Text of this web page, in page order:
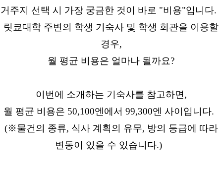
거주지 선택 시 가장 궁금한 것이 바로 "비용"입니다.
릿쿄대학 주변의 학생 기숙사 및 학생 회관을 이용할
경우,
월 평균 비용은 얼마나 될까요?
이번에 소개하는 기숙사를 참고하면,
월 평균 비용은 50,100엔에서 99,300엔 사이입니다.
(※물건의 종류, 식사 계획의 유무, 방의 등급에 따라
변동이 있을 수 있습니다.)